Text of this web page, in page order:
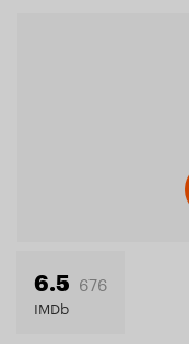
6.5 676
IMDb